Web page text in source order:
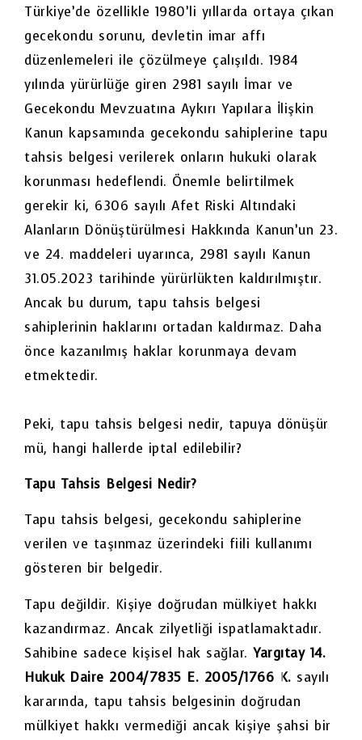
Türkiye’de özellikle 1980’li yıllarda ortaya çıkan
gecekondu sorunu, devletin imar affı
düzenlemeleri ile çözülmeye çalışıldı. 1984
yılında yürürlüğe giren 2981 sayılı İmar ve
Gecekondu Mevzuatına Aykırı Yapılara İlişkin
Kanun kapsamında gecekondu sahiplerine tapu
tahsis belgesi verilerek onların hukuki olarak
korunması hedeflendi. Önemle belirtilmek
gerekir ki, 6306 sayılı Afet Riski Altındaki
Alanların Dönüştürülmesi Hakkında Kanun’un 23.
ve 24. maddeleri uyarınca, 2981 sayılı Kanun
31.05.2023 tarihinde yürürlükten kaldırılmıştır.
Ancak bu durum, tapu tahsis belgesi
sahiplerinin haklarını ortadan kaldırmaz. Daha
önce kazanılmış haklar korunmaya devam
etmektedir.
Peki, tapu tahsis belgesi nedir, tapuya dönüşür
mü, hangi hallerde iptal edilebilir?
Tapu Tahsis Belgesi Nedir?
Tapu tahsis belgesi, gecekondu sahiplerine
verilen ve taşınmaz üzerindeki fiili kullanımı
gösteren bir belgedir.
Tapu değildir. Kişiye doğrudan mülkiyet hakkı
kazandırmaz. Ancak zilyetliği ispatlamaktadır.
Sahibine sadece kişisel hak sağlar. Yargıtay 14.
Hukuk Daire 2004/7835 E. 2005/1766 K. sayılı
kararında, tapu tahsis belgesinin doğrudan
mülkiyet hakkı vermediği ancak kişiye şahsi bir